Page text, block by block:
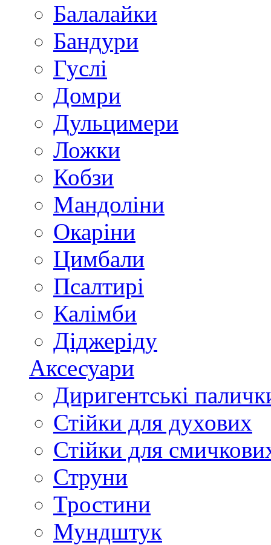
Балалайки
Бандури
Гуслі
Домри
Дульцимери
Ложки
Кобзи
Мандоліни
Окаріни
Цимбали
Псалтирі
Калімби
Діджеріду
Аксесуари
Диригентські
Стійки для духових
Стійки для
Струни
Тростини
Мундштук